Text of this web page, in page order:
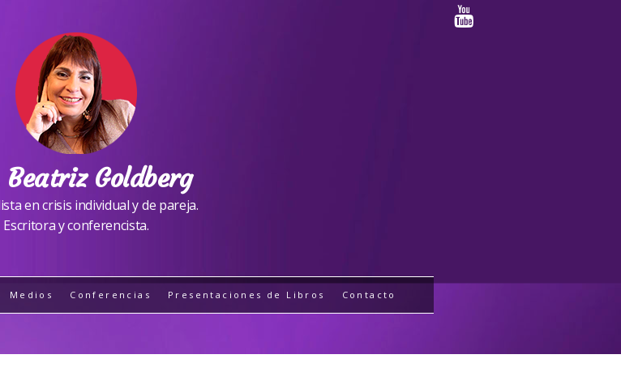
Goldberg
en crisis individual y de pareja.
Escritora y conferencista.
Medios Conferencias Presentaciones de Libros Contacto